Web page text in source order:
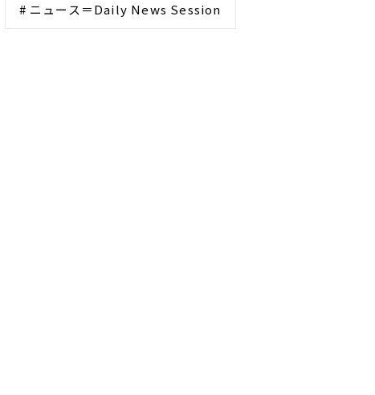
# ニュース＝Daily News Session